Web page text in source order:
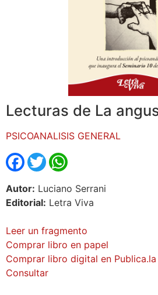
Lecturas de La
PSICOANALISIS GENERAL
Facebook
Twitter
Autor: Luciano Serrani
Editorial: Letra Viva
Leer un fragmento
Comprar libro en papel
Comprar libro digital en Publica.la
Consultar